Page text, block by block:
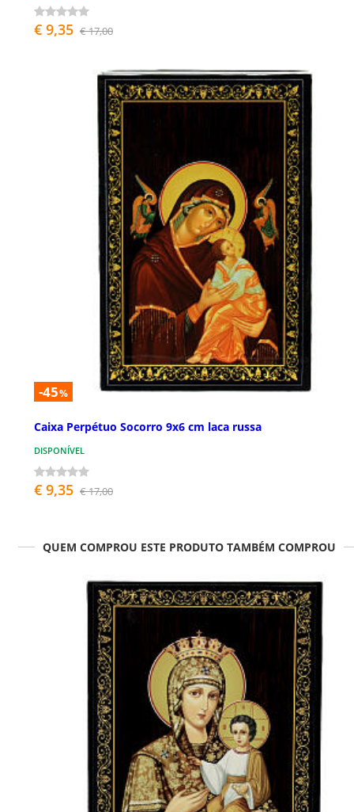
€ 9,35 € 17,00
-45%
Caixa Perpétuo Socorro 9x6 cm laca russa
DISPONÍVEL
€ 9,35 € 17,00
QUEM COMPROU ESTE PRODUTO TAMBÉM COMPROU